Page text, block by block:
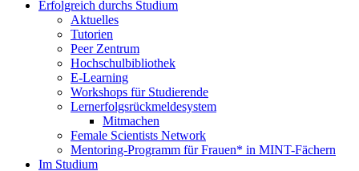
Erfolgreich durchs Studium
Aktuelles
Tutorien
Peer Zentrum
Hochschulbibliothek
E-Learning
Workshops für Studierende
Lernerfolgsrückmeldesystem
Mitmachen
Female Scientists Network
Mentoring-Programm für Frauen* in MINT-Fächern
Im Studium